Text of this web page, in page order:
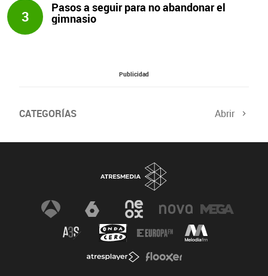
3
Pasos a seguir para no abandonar el
gimnasio
Publicidad
CATEGORÍAS Abrir
Salud sexual El tiempo Viajes y planes
Champions Últimas noticias
Nutrición Gastronomía Recetas de cocina
Trabaja los glúteos Suelo pélvico
Dietas sanas